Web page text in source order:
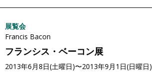
展覧会
Francis Bacon
フランシス・ベーコン展
2013年6月8日(土曜日)〜2013年9月1日(日曜日)